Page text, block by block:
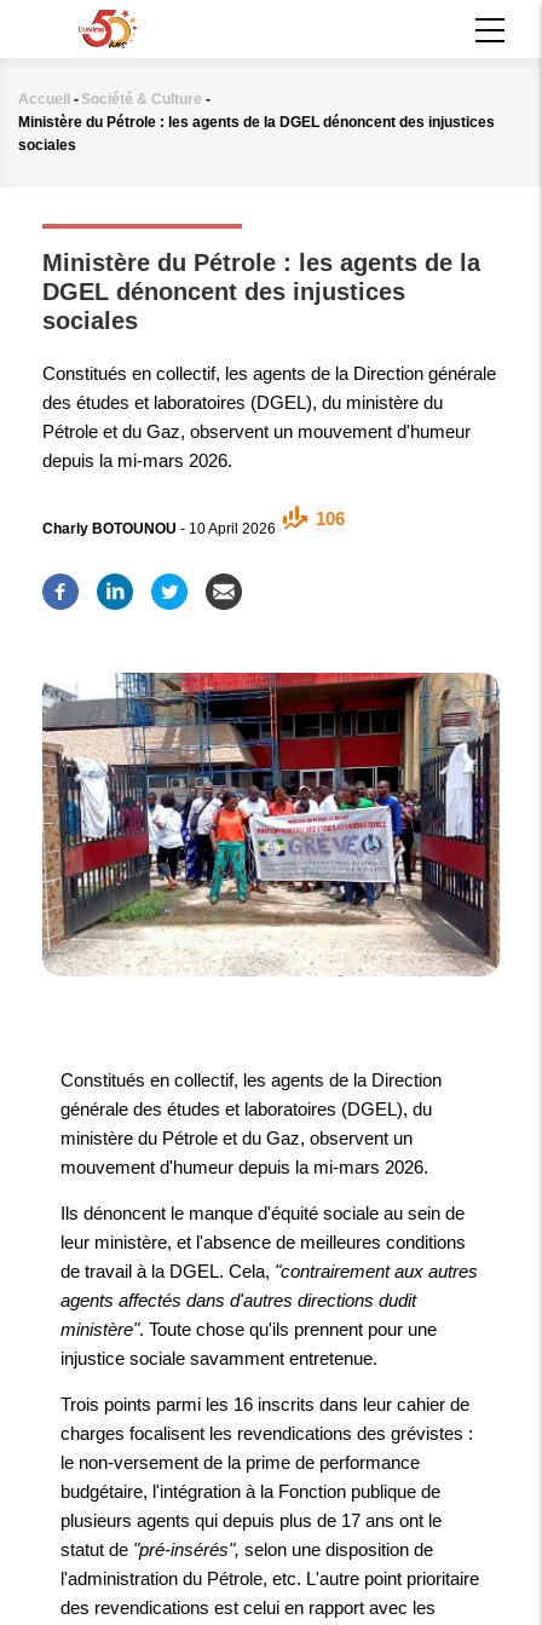
principal
Fil
d'Ariane
Accueil - Société & Culture -
Ministère du Pétrole : les agents de la DGEL dénoncent des injustices
sociales
Ministère du Pétrole : les agents de la
DGEL dénoncent des injustices
sociales
Constitués en collectif, les agents de la Direction générale
des études et laboratoires (DGEL), du ministère du
Pétrole et du Gaz, observent un mouvement d'humeur
depuis la mi-mars 2026.
Charly BOTOUNOU - 10 April 2026
106
Constitués en collectif, les agents de la Direction
générale des études et laboratoires (DGEL), du
ministère du Pétrole et du Gaz, observent un
mouvement d'humeur depuis la mi-mars 2026.
Ils dénoncent le manque d'équité sociale au sein de
leur ministère, et l'absence de meilleures conditions
de travail à la DGEL. Cela, "contrairement aux autres
agents affectés dans d'autres directions dudit
ministère". Toute chose qu'ils prennent pour une
injustice sociale savamment entretenue.
Trois points parmi les 16 inscrits dans leur cahier de
charges focalisent les revendications des grévistes :
le non-versement de la prime de performance
budgétaire, l'intégration à la Fonction publique de
plusieurs agents qui depuis plus de 17 ans ont le
statut de "pré-insérés", selon une disposition de
l'administration du Pétrole, etc. L'autre point prioritaire
des revendications est celui en rapport avec les